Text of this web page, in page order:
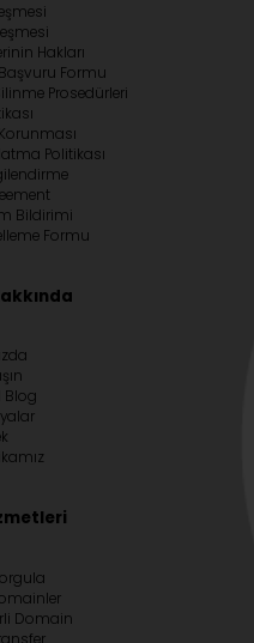
Hakları
Formu
Prosedürleri
Politikası
Bildirimi
Formu
Blog
Domain